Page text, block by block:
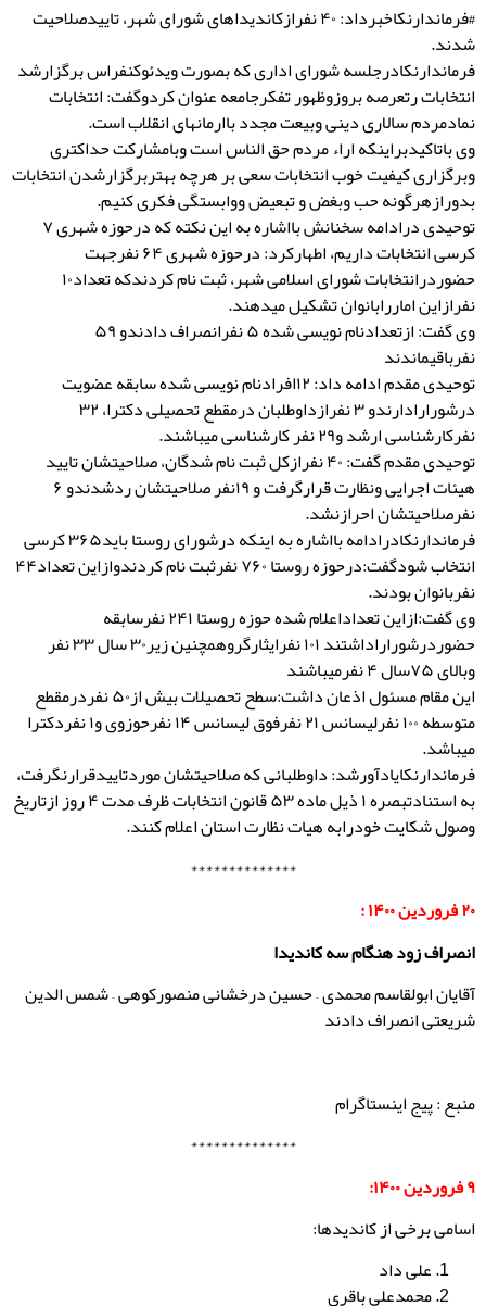
#فرماندارنکاخبرداد: ۴۰ نفرازکاندیداهای شورای شهر، تاییدصلاحیت
شدند.
فرماندارنکادرجلسه شورای اداری که بصورت ویدئوکنفراس برگزارشد
انتخابات رتعرصه بروزوظهور تفکرجامعه عنوان کردوگفت: انتخابات
نمادمردم سالاری دینی وبیعت مجدد باارمانهای انقلاب است.
وی باتاکیدبراینکه اراء مردم حق الناس است وبامشارکت حداکتری
وبرگزاری کیفیت خوب انتخابات سعی بر هرچه بهتربرگزارشدن انتخابات
بدورازهرگونه حب وبغض و تبعیض ووابستگی فکری کنیم.
توحیدی درادامه سخنانش بااشاره به این نکته که درحوزه شهری ۷
کرسی انتخابات داریم، اطهارکرد: درحوزه شهری ۶۴ نفرجهت
حضوردرانتخابات شورای اسلامی شهر، ثبت نام کردندکه تعداد۱۰
نفرازاین اماررابانوان تشکیل میدهند.
وی گفت: ازتعدادنام نویسی شده ۵ نفرانصراف دادندو ۵۹
نفرباقیماندند
توحیدی مقدم ادامه داد: ۱۲افرادنام نویسی شده سابقه عضویت
درشورارادارندو ۳ نفرازداوطلبان درمقطع تحصیلی دکترا، ۳۲
نفرکارشناسی ارشد و۲۹ نفر کارشناسی میباشند.
توحیدی مقدم گفت: ۴۰ نفرازکل ثبت نام شدگان، صلاحیتشان تایید
هیئات اجرایی ونظارت قرارگرفت و ۱۹نفر صلاحیتشان ردشدندو ۶
نفرصلاحیتشان احرازنشد.
فرماندارنکادرادامه بااشاره به اینکه درشورای روستا باید۳۶۵ کرسی
انتخاب شودگفت:درحوزه روستا ۷۶۰ نفرثبت نام کردندوازاین تعداد۴۴
نفربانوان بودند.
وی گفت:ازاین تعداداعلام شده حوزه روستا ۲۴۱ نفرسابقه
حضوردرشوراراداشتند ۱۰۱ نفرایثارگروهمچنین زیر۳۰ سال ۳۳ نفر
وبالای ۷۵سال ۴ نفرمیباشند
این مقام مسئول اذعان داشت:سطح تحصیلات بیش از۵۰ نفردرمقطع
متوسطه ۱۰۰ نفرلیسانس ۲۱ نفرفوق لیسانس ۱۴ نفرحوزوی و۱ نفردکترا
میباشد.
فرماندارنکایادآورشد: داوطلبانی که صلاحیتشان موردتاییدقرارنگرفت،
به استنادتبصره ۱ ذیل ماده ۵۳ قانون انتخابات ظرف مدت ۴ روز ازتاریخ
وصول شکایت خودرابه هیات نظارت استان اعلام کنند.
**************
۲۰ فروردین ۱۴۰۰ :
انصراف زود هنگام سه کاندیدا
آقایان ابولقاسم محمدی – حسین درخشانی منصورکوهی – شمس الدین
شریعتی انصراف دادند
منبع : پیج اینستاگرام
**************
۹ فروردین ۱۴۰۰:
اسامی برخی از کاندیدها:
علی داد
محمدعلی باقری